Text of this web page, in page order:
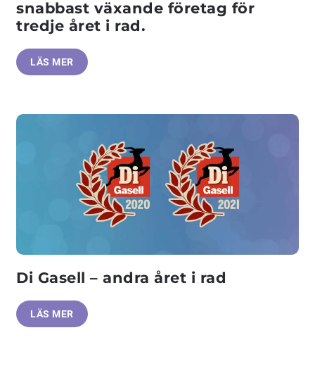
snabbast växande företag för
tredje året i rad.
LÄS MER
Di Gasell – andra året i rad
LÄS MER